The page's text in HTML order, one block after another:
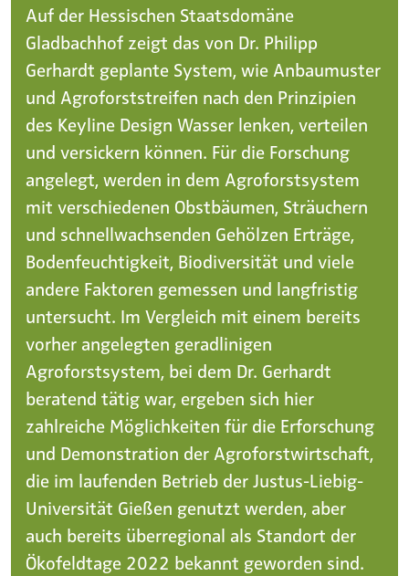
Auf der Hessischen Staatsdomäne
Gladbachhof zeigt das von Dr. Philipp
Gerhardt geplante System, wie Anbaumuster
und Agroforststreifen nach den Prinzipien
des Keyline Design Wasser lenken, verteilen
und versickern können. Für die Forschung
angelegt, werden in dem Agroforstsystem
mit verschiedenen Obstbäumen, Sträuchern
und schnellwachsenden Gehölzen Erträge,
Bodenfeuchtigkeit, Biodiversität und viele
andere Faktoren gemessen und langfristig
untersucht. Im Vergleich mit einem bereits
vorher angelegten geradlinigen
Agroforstsystem, bei dem Dr. Gerhardt
beratend tätig war, ergeben sich hier
zahlreiche Möglichkeiten für die Erforschung
und Demonstration der Agroforstwirtschaft,
die im laufenden Betrieb der Justus-Liebig-
Universität Gießen genutzt werden, aber
auch bereits überregional als Standort der
Ökofeldtage 2022 bekannt geworden sind.